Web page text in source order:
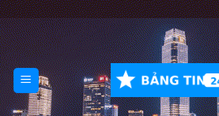
Skip
to
content